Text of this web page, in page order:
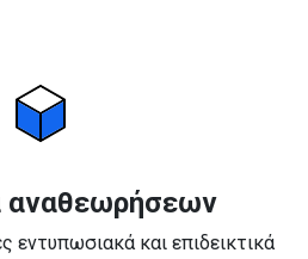
αναθεωρήσεων
εντυπωσιακά και επιδεικτικά